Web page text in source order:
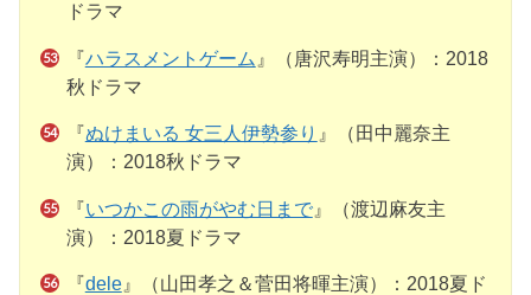
ドラマ
『ハラスメントゲーム 』（唐沢寿明主演）：2018
秋ドラマ
『ぬけまいる 女三人伊勢参り 』（田中麗奈主
演）：2018秋ドラマ
『いつかこの雨がやむ日まで』（渡辺麻友主
演）：2018夏ドラマ
『dele』（山田孝之＆菅田将暉主演）：2018夏ド